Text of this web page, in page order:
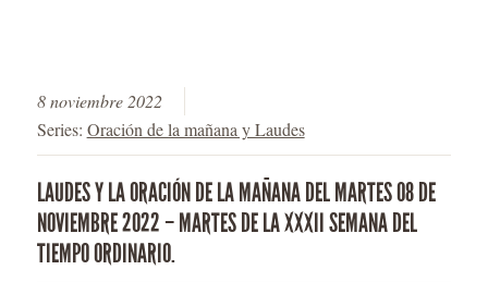
8 noviembre 2022
Series: Oración de la mañana y Laudes
LAUDES Y LA ORACIÓN DE LA MAÑANA DEL MARTES 08 DE
NOVIEMBRE 2022 – MARTES DE LA XXXII SEMANA DEL
TIEMPO ORDINARIO.